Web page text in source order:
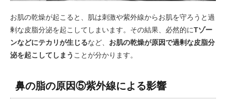
お肌の乾燥が起こると、肌は刺激や紫外線からお肌を守ろうと過
剰な皮脂分泌を起こしてしまいます。その結果、必然的にTゾー
ンなどにテカリが生じるなど、 お肌の乾燥が原因で過剰な皮脂分
泌を起こしてしまう ことが分かります。
鼻の脂の原因⑤紫外線による影響